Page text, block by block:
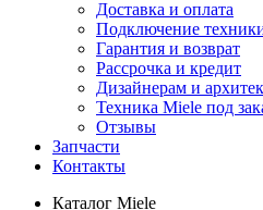
Доставка и оплата
Подключение
Гарантия и возврат
Рассрочка и кредит
Дизайнерам и
Техника Miele под
Отзывы
Запчасти
Контакты
Каталог Miele